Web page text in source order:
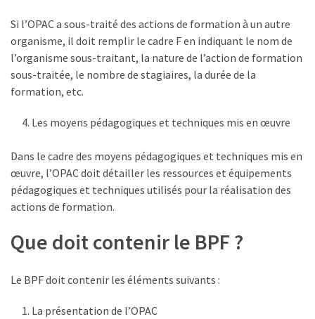
Si l’OPAC a sous-traité des actions de formation à un autre
organisme, il doit remplir le cadre F en indiquant le nom de
l’organisme sous-traitant, la nature de l’action de formation
sous-traitée, le nombre de stagiaires, la durée de la
formation, etc.
Les moyens pédagogiques et techniques mis en œuvre
Dans le cadre des moyens pédagogiques et techniques mis en
œuvre, l’OPAC doit détailler les ressources et équipements
pédagogiques et techniques utilisés pour la réalisation des
actions de formation.
Que doit contenir le BPF ?
Le BPF doit contenir les éléments suivants :
La présentation de l’OPAC